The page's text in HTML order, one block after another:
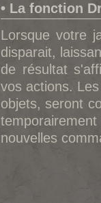
• La fonction
Lorsque votre
disparait,
de résultat
vos actions.
objets, seront
nouvelles